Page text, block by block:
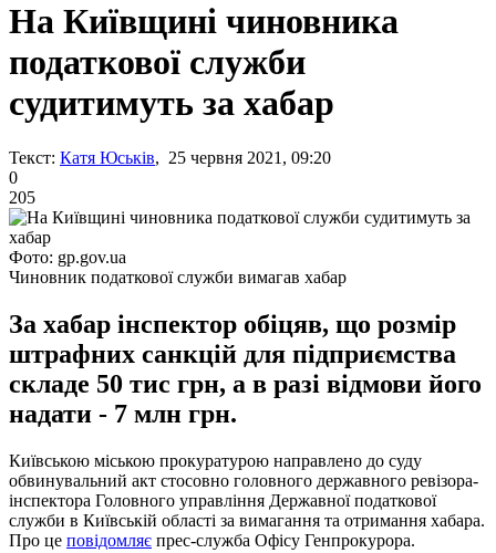
На Київщині чиновника
податкової служби
судитимуть за хабар
Текст: Катя Юськів, 25 червня 2021, 09:20
0
205
Фото: gp.gov.ua
Чиновник податкової служби вимагав хабар
За хабар інспектор обіцяв, що розмір
штрафних санкцій для підприємства
складе 50 тис грн, а в разі відмови його
надати - 7 млн грн.
Київською міською прокуратурою направлено до суду
обвинувальний акт стосовно головного державного ревізора-
інспектора Головного управління Державної податкової
служби в Київській області за вимагання та отримання хабара.
Про це повідомляє прес-служба Офісу Генпрокурора.